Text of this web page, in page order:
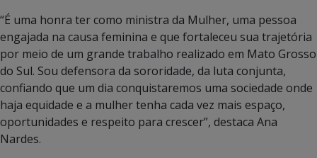
“É uma honra ter como ministra da Mulher, uma pessoa
engajada na causa feminina e que fortaleceu sua trajetória
por meio de um grande trabalho realizado em Mato Grosso
do Sul. Sou defensora da sororidade, da luta conjunta,
confiando que um dia conquistaremos uma sociedade onde
haja equidade e a mulher tenha cada vez mais espaço,
oportunidades e respeito para crescer”, destaca Ana
Nardes.